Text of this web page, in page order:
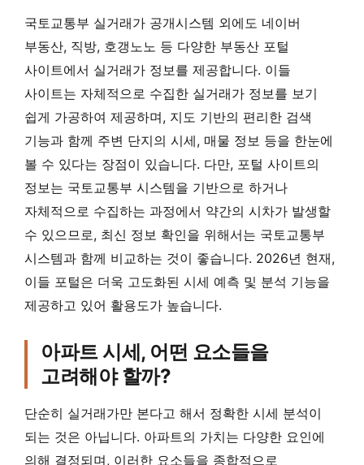
국토교통부 실거래가 공개시스템 외에도 네이버
부동산, 직방, 호갱노노 등 다양한 부동산 포털
사이트에서 실거래가 정보를 제공합니다. 이들
사이트는 자체적으로 수집한 실거래가 정보를 보기
쉽게 가공하여 제공하며, 지도 기반의 편리한 검색
기능과 함께 주변 단지의 시세, 매물 정보 등을 한눈에
볼 수 있다는 장점이 있습니다. 다만, 포털 사이트의
정보는 국토교통부 시스템을 기반으로 하거나
자체적으로 수집하는 과정에서 약간의 시차가 발생할
수 있으므로, 최신 정보 확인을 위해서는 국토교통부
시스템과 함께 비교하는 것이 좋습니다. 2026년 현재,
이들 포털은 더욱 고도화된 시세 예측 및 분석 기능을
제공하고 있어 활용도가 높습니다.
아파트 시세, 어떤 요소들을
고려해야 할까?
단순히 실거래가만 본다고 해서 정확한 시세 분석이
되는 것은 아닙니다. 아파트의 가치는 다양한 요인에
의해 결정되며, 이러한 요소들을 종합적으로